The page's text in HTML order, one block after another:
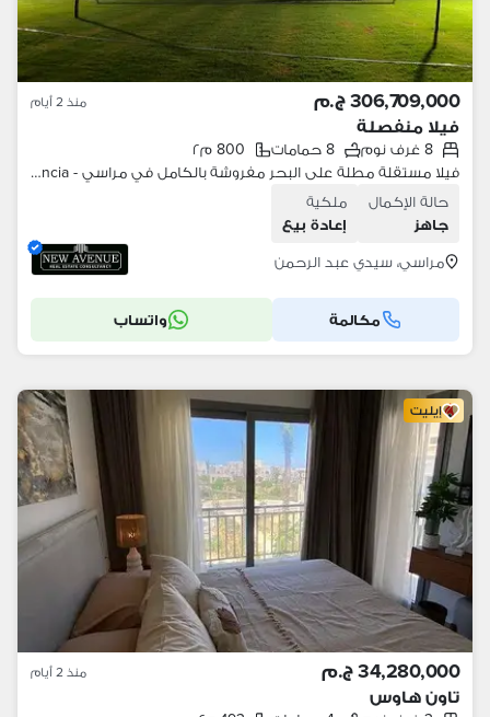
306,709,000 ج.م منذ 2 أيام
فيلا منفصلة
8 غرف نوم 8 حمامات
800 م٢
فيلا مستقلة مطلة على البحر مفروشة بالكامل في مراسي - marassi -Valencia
حالة الإكمال
جاهز
ملكية
إعادة بيع
مراسي، سيدي عبد الرحمن
مكالمة واتساب
إيليت
34,280,000 ج.م منذ 2 أيام
تاون هاوس